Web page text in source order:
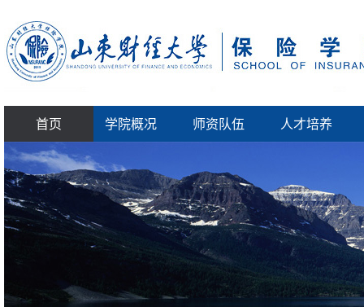
首页 学院概况 师资队伍 人才培养